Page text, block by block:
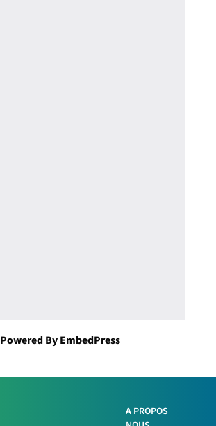
Powered By EmbedPress
A PROPOS